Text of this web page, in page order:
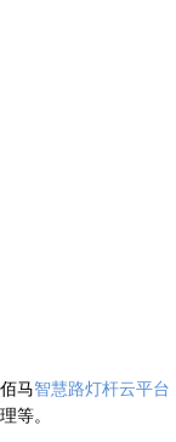
佰马智慧路灯杆云平台
理等。